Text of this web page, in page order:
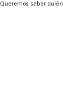
saber